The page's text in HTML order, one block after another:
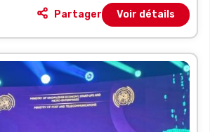
Partager Voir détails